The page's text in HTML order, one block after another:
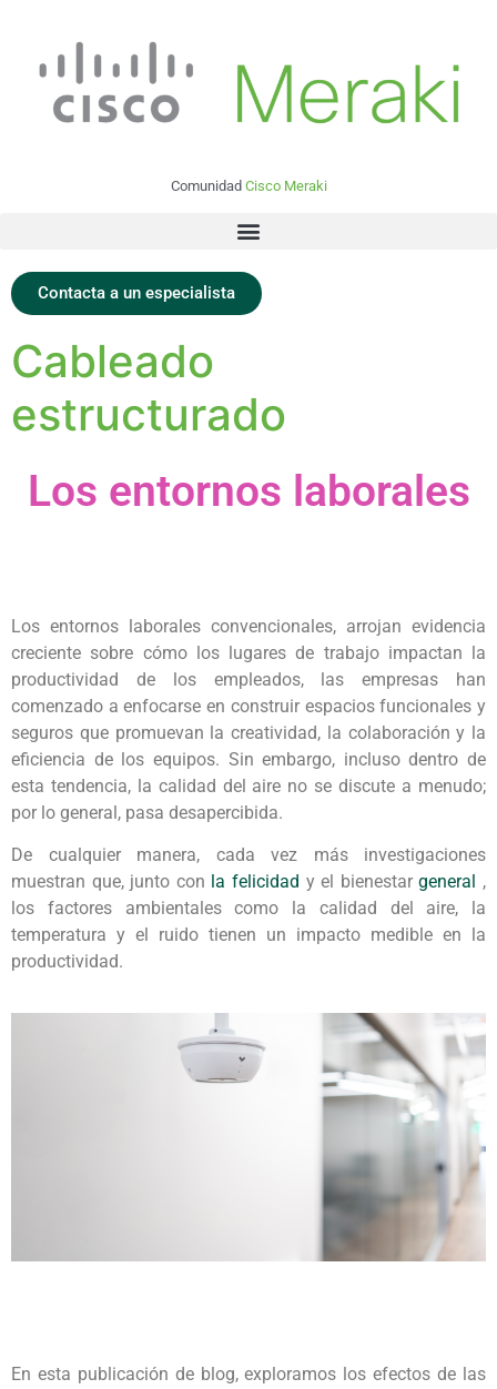
Comunidad Cisco Meraki
Contacta a un especialista
Cableado
estructurado
Los entornos laborales
Los entornos laborales convencionales, arrojan evidencia
creciente sobre cómo los lugares de trabajo impactan la
productividad de los empleados, las empresas han
comenzado a enfocarse en construir espacios funcionales y
seguros que promuevan la creatividad, la colaboración y la
eficiencia de los equipos. Sin embargo, incluso dentro de
esta tendencia, la calidad del aire no se discute a menudo;
por lo general, pasa desapercibida.
De cualquier manera, cada vez más investigaciones
muestran que, junto con la felicidad y el bienestargeneral ,
los factores ambientales como la calidad del aire, la
temperatura y el ruido tienen un impacto medible en la
productividad.
En esta publicación de blog, exploramos los efectos de las